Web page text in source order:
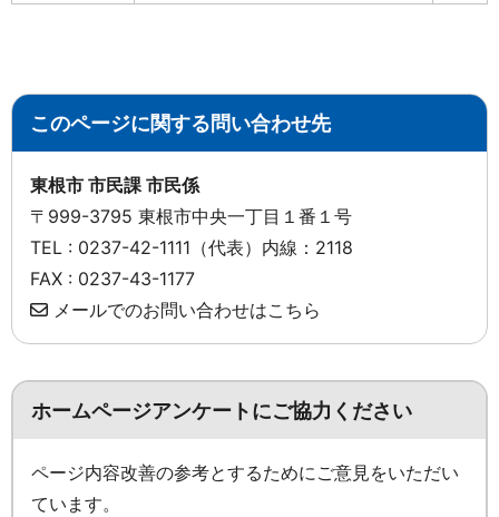
このページに関する問い合わせ先
東根市 市民課 市民係
〒999-3795 東根市中央一丁目１番１号
TEL : 0237-42-1111（代表）内線：2118
FAX : 0237-43-1177
メールでのお問い合わせはこちら
ホームページアンケートにご協力ください
ページ内容改善の参考とするためにご意見をいただい
ています。